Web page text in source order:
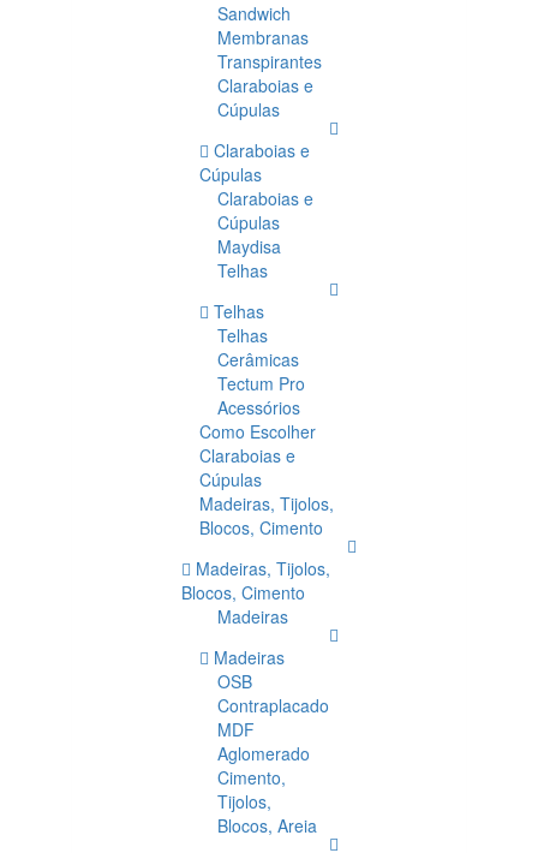
Sandwich
Membranas
Transpirantes
Claraboias e
Cúpulas
Claraboias e
Cúpulas
Claraboias e
Cúpulas
Maydisa
Telhas
Telhas
Telhas
Cerâmicas
Tectum Pro
Acessórios
Como Escolher
Claraboias e
Cúpulas
Madeiras, Tijolos,
Blocos, Cimento
Madeiras, Tijolos,
Blocos, Cimento
Madeiras
Madeiras
OSB
Contraplacado
MDF
Aglomerado
Cimento,
Tijolos,
Blocos, Areia